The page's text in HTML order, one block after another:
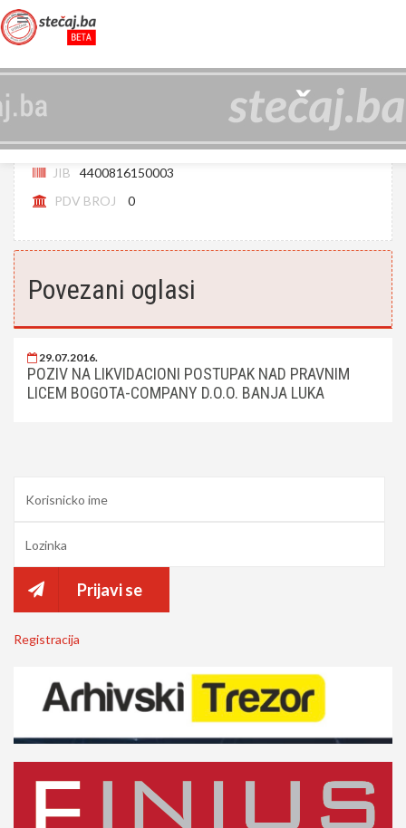
T.P. BOGOTA-COMPANY D.O.O. BANJA
JIB
4400816150003
PDV BROJ
0
Povezani oglasi
29.07.2016.
POZIV NA LIKVIDACIONI POSTUPAK NAD PRAVNIM
LICEM BOGOTA-COMPANY D.O.O. BANJA LUKA
Prijavi se
Registracija